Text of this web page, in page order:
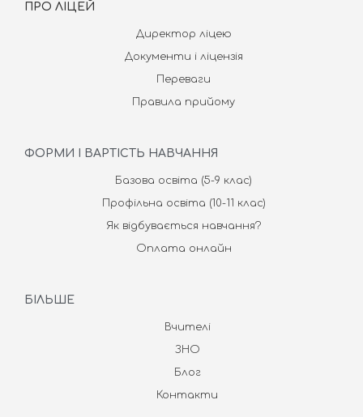
ПРО ЛІЦЕЙ
Директор ліцею
Документи і ліцензія
Переваги
Правила прийому
ФОРМИ І ВАРТІСТЬ НАВЧАННЯ
Базова освіта (5-9 клас)
Профільна освіта (10-11 клас)
Як відбувається навчання?
Оплата онлайн
БІЛЬШЕ
Вчителі
ЗНО
Блог
Контакти